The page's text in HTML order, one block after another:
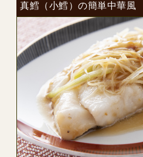
真鱈（小鱈）の簡単中華風